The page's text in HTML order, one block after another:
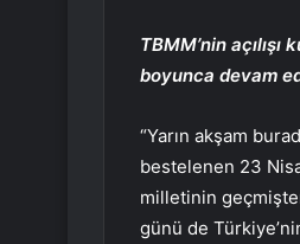
TBMM’nin
boyunca devam
“Yarın akşam
bestelenen 23
milletinin
günü de